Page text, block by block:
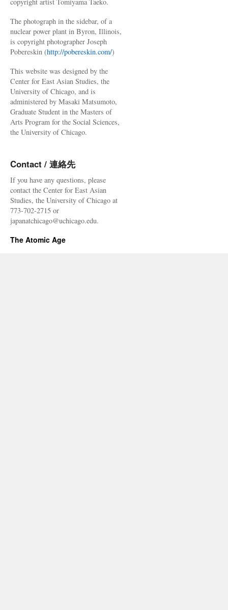
The photograph in the sidebar, of a
nuclear power plant in Byron, Illinois,
is copyright photographer Joseph
Pobereskin (http://pobereskin.com/)
This website was designed by the
Center for East Asian Studies, the
University of Chicago, and is
administered by Masaki Matsumoto,
Graduate Student in the Masters of
Arts Program for the Social Sciences,
the University of Chicago.
Contact / 連絡先
If you have any questions, please
contact the Center for East Asian
Studies, the University of Chicago at
773-702-2715 or
japanatchicago@uchicago.edu.
The Atomic Age